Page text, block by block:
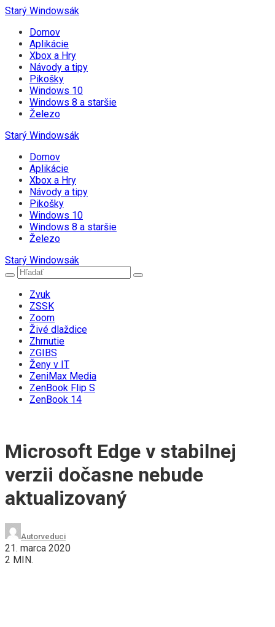
Starý Windowsák
Domov
Aplikácie
Xbox a Hry
Návody a tipy
Pikošky
Windows 10
Windows 8 a staršie
Železo
Starý Windowsák
Domov
Aplikácie
Xbox a Hry
Návody a tipy
Pikošky
Windows 10
Windows 8 a staršie
Železo
Starý Windowsák
Zvuk
ZSSK
Zoom
Živé dlaždice
Zhrnutie
ZGIBS
Ženy v IT
ZeniMax Media
ZenBook Flip S
ZenBook 14
Microsoft Edge v stabilnej
verzii dočasne nebude
aktualizovaný
Autorveduci
21. marca 2020
2 MIN.